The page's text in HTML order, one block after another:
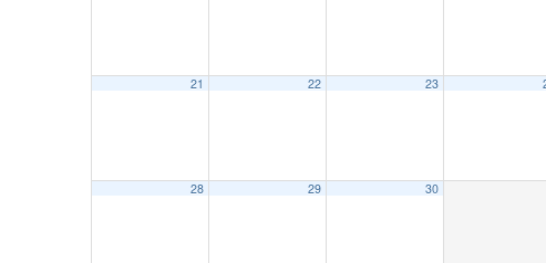
21 22 23
28 29 30